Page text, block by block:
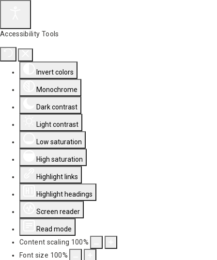
Accessibility Tools
Invert colors
Monochrome
Dark contrast
Light contrast
Low saturation
High saturation
Highlight links
Highlight headings
Screen reader
Read mode
Content scaling 100%
Font size 100%